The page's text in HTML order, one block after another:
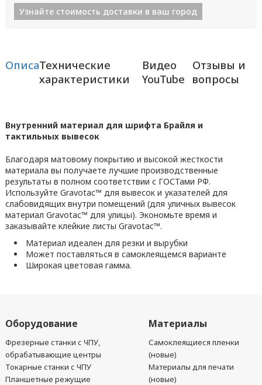
Узнайте стоимость доставки в ваш город
ОписаниеТехнические
характеристики
Видео
YouTube
Отзывы и
вопросы
Внутренний материал для шрифта Брайля и
тактильных вывесок
Благодаря матовому покрытию и высокой жесткости
материала вы получаете лучшие производственные
результаты в полном соответствии с ГОСТами РФ.
Используйте Gravotac™ для вывесок и указателей для
слабовидящих внутри помещений (для уличных вывесок
материал Gravotac™ для улицы). Экономьте время и
заказывайте клейкие листы Gravotac™.
Материал идеален для резки и вырубки
Может поставляться в самоклеящемся варианте
Широкая цветовая гамма.
Оборудование
Фрезерные станки с ЧПУ,
обрабатывающие центры
Токарные станки с ЧПУ
Планшетные режущие
Материалы
Самоклеящиеся пленки
(новые)
Материалы для печати
(новые)